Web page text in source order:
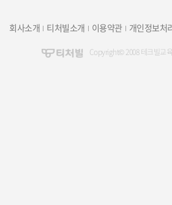
회사소개 티처빌소개 이용약관 개인정보처
Copyright© 2008 테크빌교